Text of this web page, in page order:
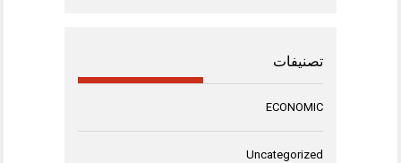
تصنيفات
ECONOMIC
Uncategorized